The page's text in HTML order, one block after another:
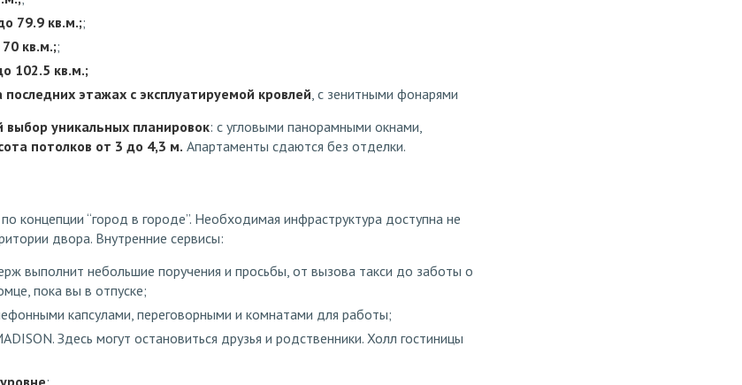
79.9 кв.м.;;
кв.м.;;
102.5 кв.м.;
этажах с эксплуатируемой кровлей , с зенитными фонарями
выбор уникальных планировок: с угловыми панорамными окнами,
потолков от 3 до 4,3 м. Апартаменты сдаются без отделки.
концепции “город в городе”. Необходимая инфраструктура доступна не
двора. Внутренние сервисы:
выполнит небольшие поручения и просьбы, от вызова такси до заботы о
пока вы в отпуске;
капсулами, переговорными и комнатами для работы;
Здесь могут остановиться друзья и родственники. Холл гостиницы